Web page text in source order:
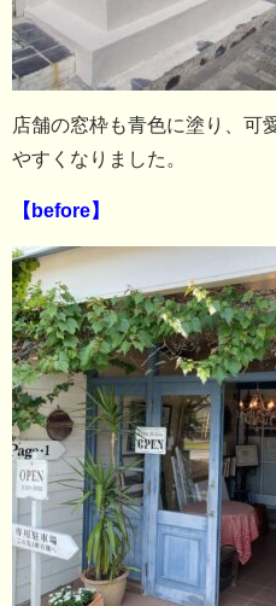
店舗の窓枠も青色に塗り、可
やすくなりました。
【before】